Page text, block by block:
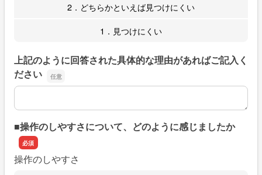
2．どちらかといえば見つけにくい
1．見つけにくい
上記のように回答された具体的な理由があればご記入く
ださい
上記のように回答された具体的な理由があればご記入くだ
■操作のしやすさについて、どのように感じましたか
操作のしやすさ